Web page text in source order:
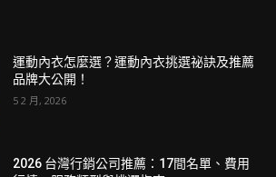
運動內衣怎麼選？運動內衣挑選祕訣及推薦
品牌大公開！
5 2 月, 2026
2026 台灣行銷公司推薦：17間名單、費用